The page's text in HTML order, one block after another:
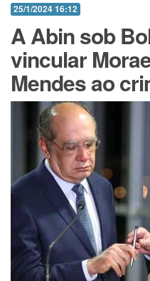
25/1/2024 16:12
A Abin sob
vincular
Mendes ao